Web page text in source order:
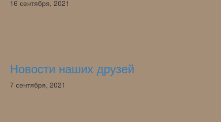
16 сентября, 2021
Новости наших друзей
7 сентября, 2021